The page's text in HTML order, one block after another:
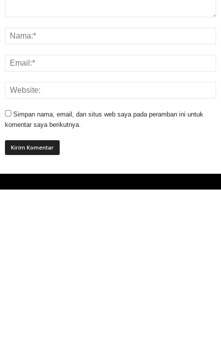
Simpan nama, email, dan situs web saya pada peramban ini untuk
komentar saya berikutnya.